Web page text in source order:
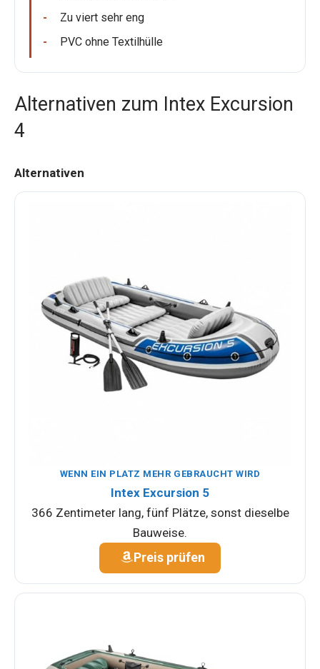
Zu viert sehr eng
PVC ohne Textilhülle
Alternativen zum Intex Excursion
4
Alternativen
WENN EIN PLATZ MEHR GEBRAUCHT WIRD
Intex Excursion 5
366 Zentimeter lang, fünf Plätze, sonst dieselbe
Bauweise.
Preis prüfen